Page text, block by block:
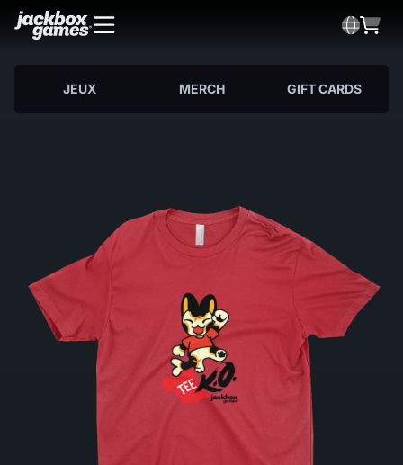
JEUX MERCH GIFT CARDS